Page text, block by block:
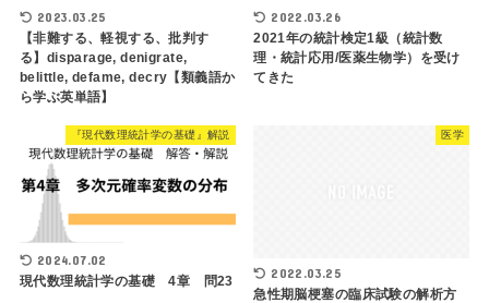
2023.03.25
【非難する、軽視する、批判す
る】disparage, denigrate,
belittle, defame, decry【類義語か
ら学ぶ英単語】
2022.03.26
2021年の統計検定1級（統計数
理・統計応用/医薬生物学）を受け
てきた
『現代数理統計学の基礎』解説
2024.07.02
現代数理統計学の基礎 4章 問23
医学
2022.03.25
急性期脳梗塞の臨床試験の解析方